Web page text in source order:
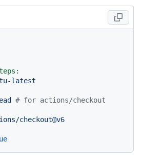
latest
# for actions/checkout
checkout@v6